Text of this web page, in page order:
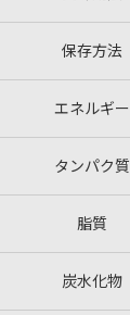
保存方法
エネルギー
タンパク質
脂質
炭水化物